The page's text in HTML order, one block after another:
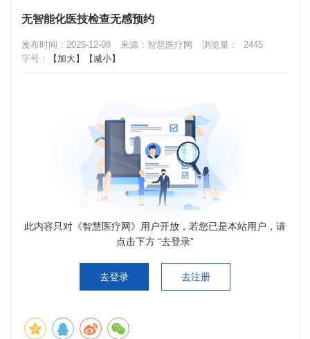
无智能化医技检查无感预约
发布时间：2025-12-08 来源：智慧医疗网 浏览量：
2445
字号：
【加大】 【减小】
此内容只对《智慧医疗网》用户开放，若您已是本站用户，请
点击下方 “去登录”
去登录 去注册